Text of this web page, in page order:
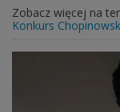
Zobacz więcej na
Konkurs